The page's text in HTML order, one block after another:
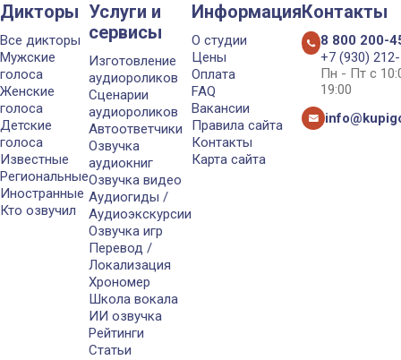
Дикторы
Все дикторы
Мужские
голоса
Женские
голоса
Детские
голоса
Известные
Региональные
Иностранные
Кто озвучил
Услуги и
сервисы
Изготовление
аудиороликов
Сценарии
аудиороликов
Автоответчики
Озвучка
аудиокниг
Озвучка видео
Аудиогиды /
Аудиоэкскурсии
Озвучка игр
Перевод /
Локализация
Хрономер
Школа вокала
ИИ озвучка
Рейтинги
Статьи
Информация
О студии
Цены
Оплата
FAQ
Вакансии
Правила сайта
Контакты
Карта сайта
Контакты
8 800 200-
+7 (930)
Пн - Пт с
19:00